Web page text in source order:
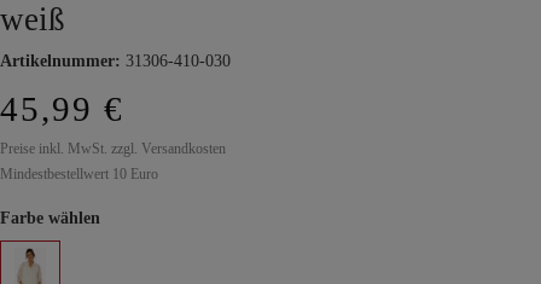
weiß
Artikelnummer: 31306-410-030
45,99 €
Preise inkl. MwSt. zzgl. Versandkosten
Mindestbestellwert 10 Euro
Farbe wählen